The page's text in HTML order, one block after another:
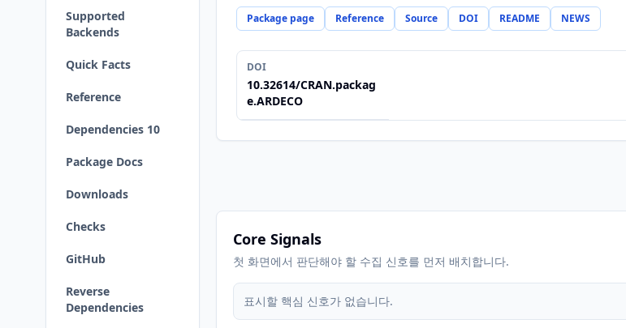
Supported
Backends
Quick Facts
Reference
Dependencies 10
Package Docs
Downloads
Checks
GitHub
Reverse
Dependencies
Package page Reference Source DOI README NEWS
DOI
10.32614/CRAN.packag
e.ARDECO
Core Signals
첫 화면에서 판단해야 할 수집 신호를 먼저 배치합니다.
표시할 핵심 신호가 없습니다.